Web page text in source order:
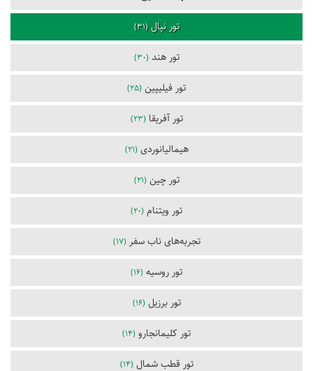
تور نپال(31)
تور هند (30)
تور فیلیپین (25)
تور آفریقا (23)
هیمالیانوردی (21)
تور چین (21)
تور ویتنام (20)
تجربه‌های ناب سفر (17)
تور روسیه (16)
تور برزیل (16)
تور کلیمانجارو (14)
تور قطب شمال (14)